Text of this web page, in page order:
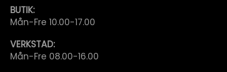
BUTIK:
Mån-Fre 10.00-17.00
VERKSTAD:
Mån-Fre 08.00-16.00